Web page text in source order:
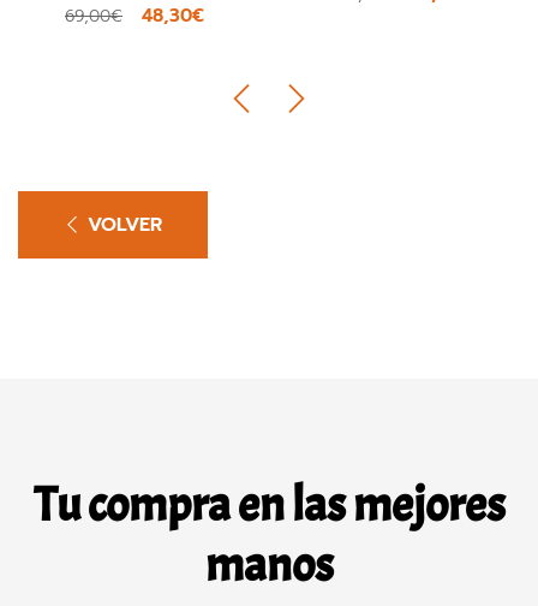
69,00€ 48,30€
VOLVER
Tu compra en las mejores
manos